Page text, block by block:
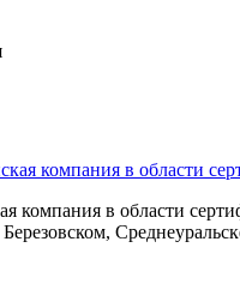
компания в области